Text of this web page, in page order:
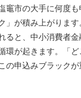
竈市の大手に何度
」が積み上がりま
ると、中小消費者
環が起きます。「ど
の申込みブラック